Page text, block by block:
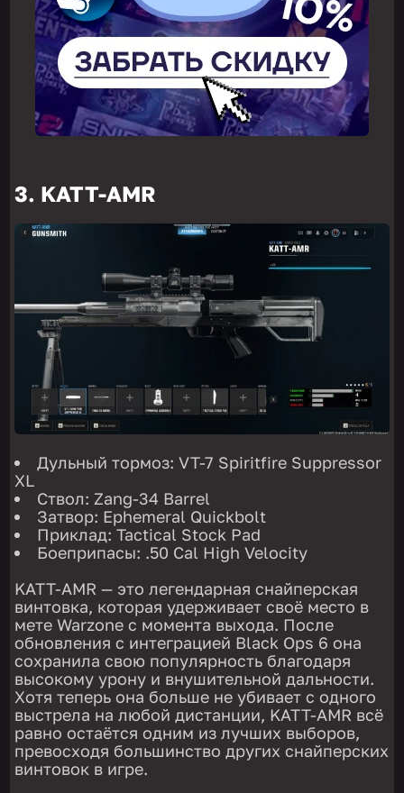
3. KATT-AMR
Дульный тормоз: VT-7 Spiritfire Suppressor
XL
Ствол: Zang-34 Barrel
Затвор: Ephemeral Quickbolt
Приклад: Tactical Stock Pad
Боеприпасы: .50 Cal High Velocity
KATT-AMR — это легендарная снайперская
винтовка, которая удерживает своё место в
мете Warzone с момента выхода. После
обновления с интеграцией Black Ops 6 она
сохранила свою популярность благодаря
высокому урону и внушительной дальности.
Хотя теперь она больше не убивает с одного
выстрела на любой дистанции, KATT-AMR всё
равно остаётся одним из лучших выборов,
превосходя большинство других снайперских
винтовок в игре.